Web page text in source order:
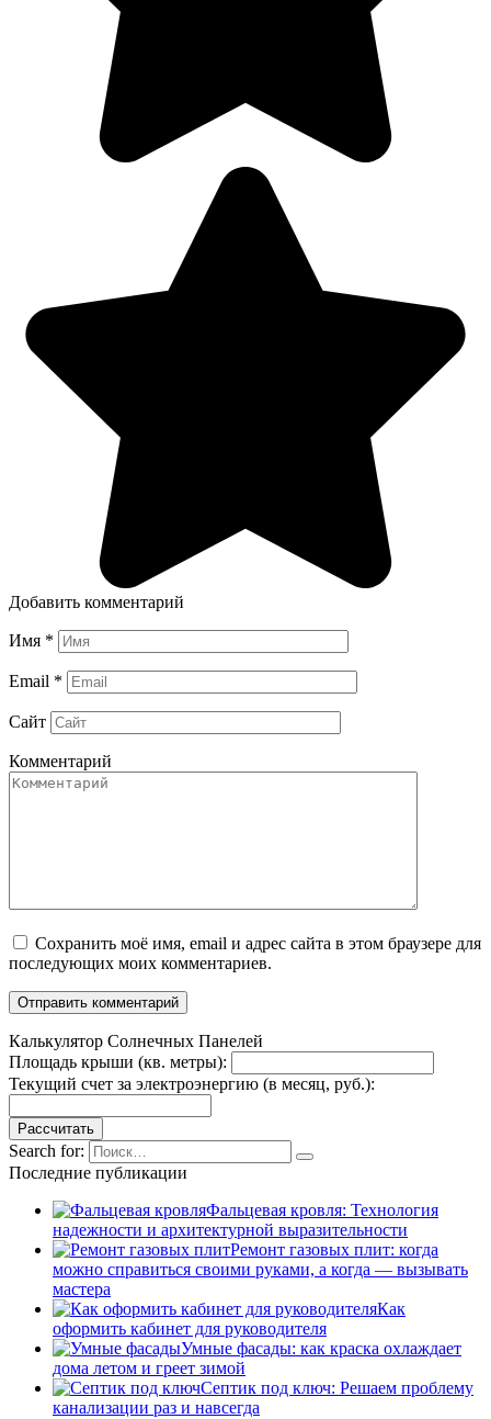
Добавить комментарий
Имя *
Email *
Сайт
Комментарий
Сохранить моё имя, email и адрес сайта в этом браузере для
последующих моих комментариев.
Калькулятор Солнечных Панелей
Площадь крыши (кв. метры):
Текущий счет за электроэнергию (в месяц, руб.):
Search for:
Последние публикации
Фальцевая кровля: Технология
надежности и архитектурной выразительности
Ремонт газовых плит: когда
можно справиться своими руками, а когда — вызывать
мастера
Как
оформить кабинет для руководителя
Умные фасады: как краска охлаждает
дома летом и греет зимой
Септик под ключ: Решаем проблему
канализации раз и навсегда